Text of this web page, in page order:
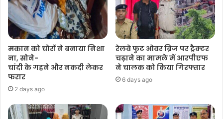
मकान को चोरों ने बनाया निशा
ना, सोने-
चांदी के गहने और नकदी लेकर
फरार
2 days ago
रेलवे फुट ओवर ब्रिज पर ट्रैक्टर
चढ़ाने का मामले में आरपीएफ
ने चालक को किया गिरफ्तार
6 days ago